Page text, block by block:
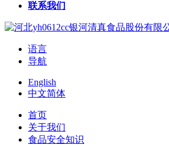
联系我们
语言
导航
English
中文简体
首页
关于我们
食品安全知识